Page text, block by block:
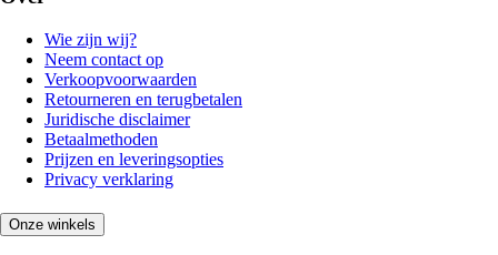
Wie zijn wij?
Neem contact op
Verkoopvoorwaarden
Retourneren en terugbetalen
Juridische disclaimer
Betaalmethoden
Prijzen en leveringsopties
Privacy verklaring
Onze winkels